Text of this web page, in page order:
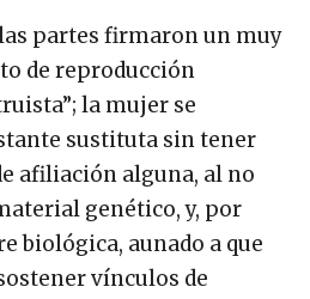
partes firmaron un muy
de reproducción
la mujer se
sustituta sin tener
afiliación alguna, al no
genético, y, por
biológica, aunado a que
vínculos de